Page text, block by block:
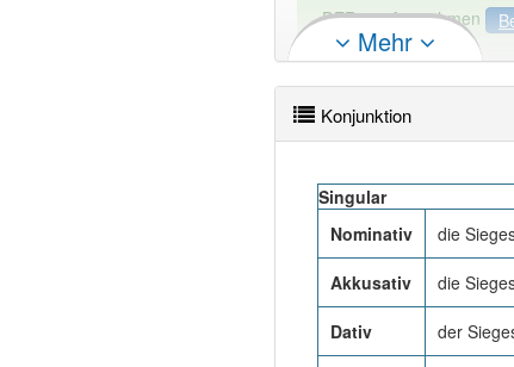
DER:13Ausnahmen
DIE: 879
DAS:1Ausnahmen
PowerIndex:
Wörter mit Endung -
89% unserer Spielapp-
Mehr
Konjunktion
Singular
Nominativ
die
Akkusativ die
Dativ der